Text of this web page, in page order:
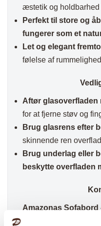
æstetik og holdbarhed
Perfekt til store og
fungerer som et
Let og elegant
følelse af rummelighed
Aftør glasoverfladen
for at fjerne støv og
Brug glasrens efter
skinnende ren
Brug underlag eller
beskytte overfladen
Amazonas Sofabord